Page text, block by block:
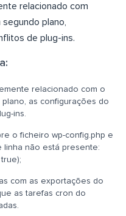
relacionado com
plano,
de plug-ins.
relacionado com o
as configurações do
ins.
o ficheiro wp-config.php e
linha não está presente:
true);
com as exportações do
as tarefas cron do